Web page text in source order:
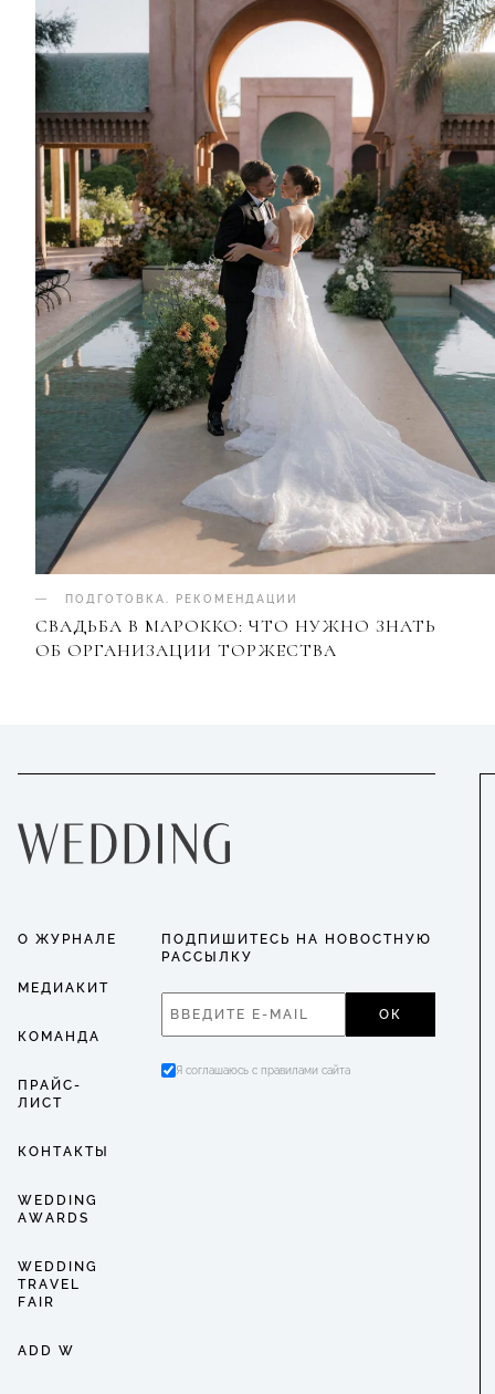
ПОДГОТОВКА РЕКОМЕНДАЦИИ
СВАДЬБА В МАРОККО: ЧТО НУЖНО ЗНАТЬ
ОБ ОРГАНИЗАЦИИ ТОРЖЕСТВА
О ЖУРНАЛЕ
МЕДИАКИТ
КОМАНДА
ПРАЙС-
ЛИСТ
КОНТАКТЫ
WEDDING
AWARDS
WEDDING
TRAVEL
FAIR
ADD W
ПОДПИШИТЕСЬ НА НОВОСТНУЮ
РАССЫЛКУ
ОК
Я соглашаюсь с правилами сайта